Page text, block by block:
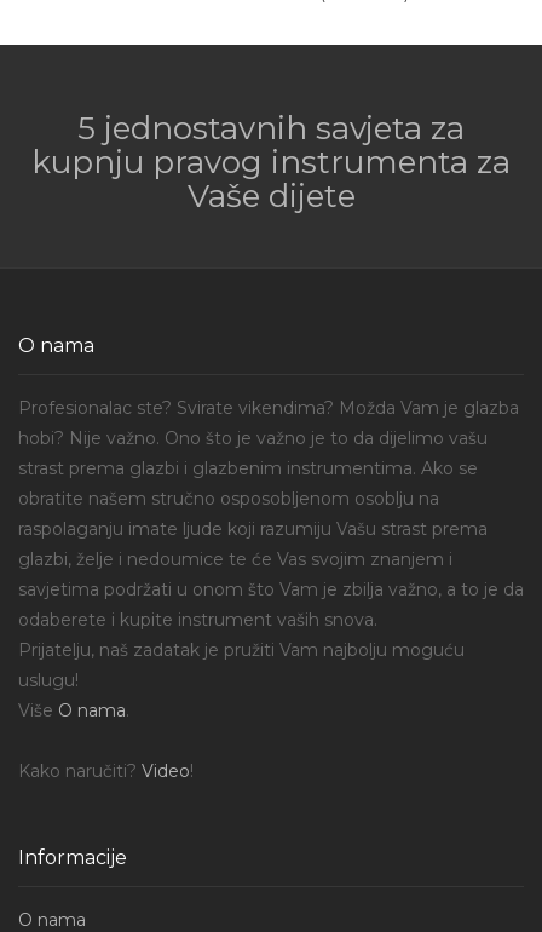
5 jednostavnih savjeta za
kupnju pravog instrumenta za
Vaše dijete
O nama
Profesionalac ste? Svirate vikendima? Možda Vam je glazba
hobi? Nije važno. Ono što je važno je to da dijelimo vašu
strast prema glazbi i glazbenim instrumentima. Ako se
obratite našem stručno osposobljenom osoblju na
raspolaganju imate ljude koji razumiju Vašu strast prema
glazbi, želje i nedoumice te će Vas svojim znanjem i
savjetima podržati u onom što Vam je zbilja važno, a to je da
odaberete i kupite instrument vaših snova.
Prijatelju, naš zadatak je pružiti Vam najbolju moguću
uslugu!
Više O nama.
Kako naručiti? Video!
Informacije
O nama